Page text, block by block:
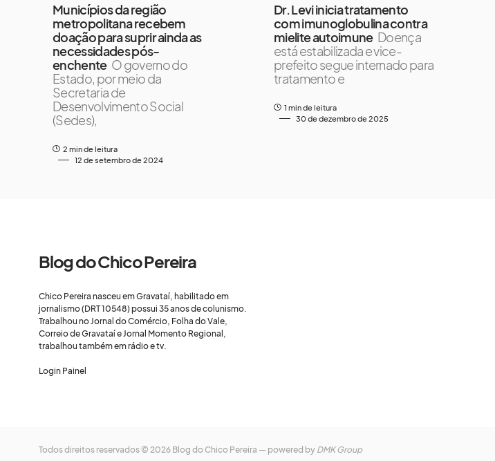
Municípios da região
metropolitana recebem
doação para suprir ainda as
necessidades pós-
enchente O governo do
Estado, por meio da
Secretaria de
Desenvolvimento Social
(Sedes),
2 min de leitura
12 de setembro de 2024
Dr. Levi inicia tratamento
com imunoglobulina contra
mielite autoimune Doença
está estabilizada e vice-
prefeito segue internado para
tratamento e
1 min de leitura
30 de dezembro de 2025
Blog do Chico Pereira
Chico Pereira nasceu em Gravataí, habilitado em
jornalismo (DRT 10548) possui 35 anos de colunismo.
Trabalhou no Jornal do Comércio, Folha do Vale,
Correio de Gravataí e Jornal Momento Regional,
trabalhou também em rádio e tv.
Login Painel
Todos direitos reservados © 2026 Blog do Chico Pereira — powered by DMK Group